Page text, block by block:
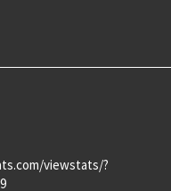
viewstats/?